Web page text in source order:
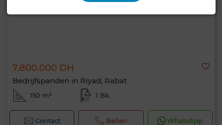
7.800.000 DH
Bedrijfspanden in Riyad, Rabat
150 m² 1 Bk.
Contact Bellen WhatsApp